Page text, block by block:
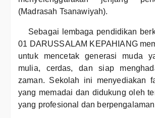
(Madrasah Tsanawiyah).
Sebagai lembaga pendidikan
01 DARUSSALAM KEPAHIANG
untuk mencetak generasi muda
mulia, cerdas, dan siap
zaman. Sekolah ini menyediakan
yang memadai dan didukung oleh
yang profesional dan